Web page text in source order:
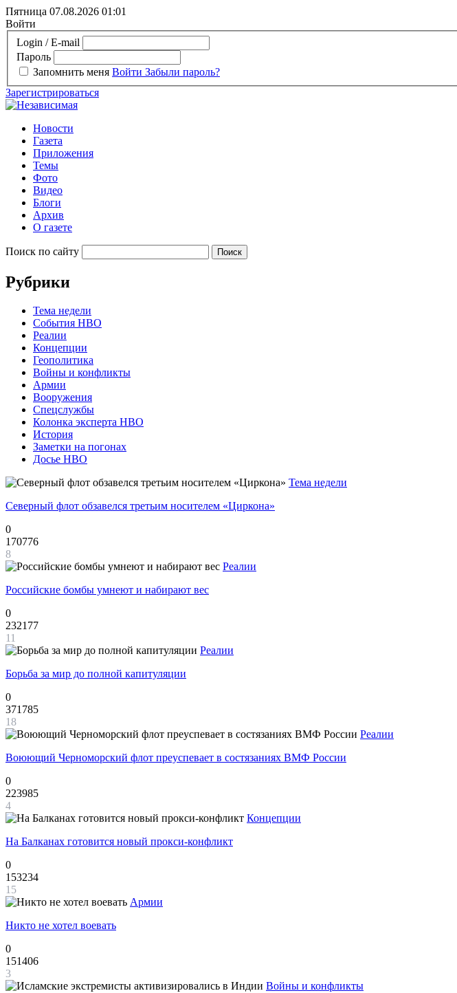
Пятница 07.08.2026 01:01
Войти
Login / E-mail
Пароль
Запомнить меня Войти Забыли пароль?
Зарегистрироваться
Новости
Газета
Приложения
Темы
Фото
Видео
Блоги
Архив
О газете
Поиск по сайту
Рубрики
Тема недели
События НВО
Реалии
Концепции
Геополитика
Войны и конфликты
Армии
Вооружения
Спецслужбы
Колонка эксперта НВО
История
Заметки на погонах
Досье НВО
Тема недели
Северный флот обзавелся третьим носителем «Циркона»
0
170776
8
Реалии
Российские бомбы умнеют и набирают вес
0
232177
11
Реалии
Борьба за мир до полной капитуляции
0
371785
18
Реалии
Воюющий Черноморский флот преуспевает в состязаниях ВМФ России
0
223985
4
Концепции
На Балканах готовится новый прокси-конфликт
0
153234
15
Армии
Никто не хотел воевать
0
151406
3
Войны и конфликты